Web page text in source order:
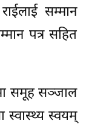
सम्मान
पत्र सहित
समूह सञ्जाल
स्वास्थ्य स्वयम्